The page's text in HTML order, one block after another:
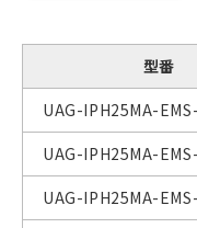
型番
UAG-IPH25MA-
UAG-IPH25MA-
UAG-IPH25MA-